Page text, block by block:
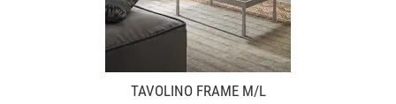
TAVOLINO FRAME M/L